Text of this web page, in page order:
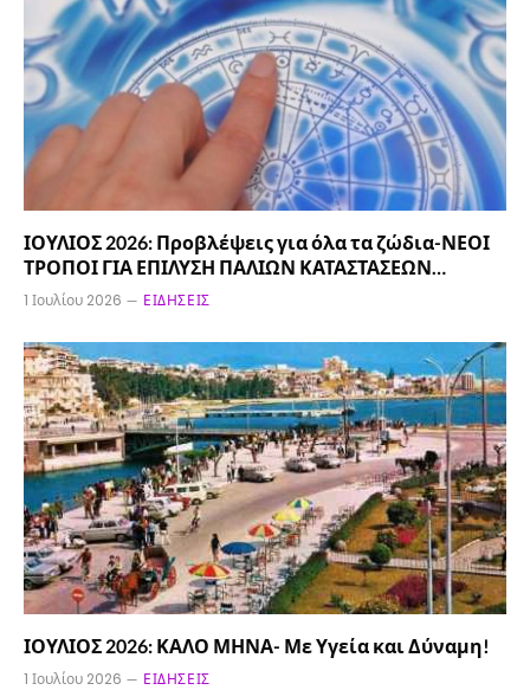
ΙΟΥΛΙΟΣ 2026: Προβλέψεις για όλα τα ζώδια-ΝΕΟΙ
ΤΡΟΠΟΙ ΓΙΑ ΕΠΙΛΥΣΗ ΠΑΛΙΩΝ ΚΑΤΑΣΤΑΣΕΩΝ…
1 Ιουλίου 2026 ΕΙΔΉΣΕΙΣ
ΙΟΥΛΙΟΣ 2026: ΚΑΛΟ ΜΗΝΑ- Με Υγεία και Δύναμη!
1 Ιουλίου 2026 ΕΙΔΉΣΕΙΣ